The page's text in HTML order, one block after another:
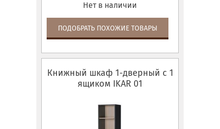
Нет в наличии
ПОДОБРАТЬ ПОХОЖИЕ ТОВАРЫ
Книжный шкаф 1-дверный с 1
ящиком IKAR 01